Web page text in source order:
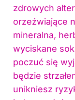
zdrowych
orzeźwiające
mineralna,
wyciskane
poczuć się
będzie
unikniesz